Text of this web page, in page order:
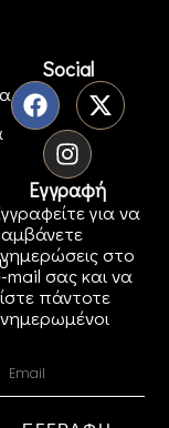
Social
Εγγραφή
για να
στο
mail σας και να
πάντοτε